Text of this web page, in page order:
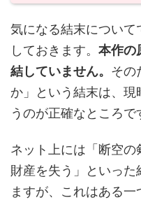
気になる結末について
しておきます。 本作の
結していません。 その
か」という結末は、
うのが正確なところで
ネット上には「断空
財産を失う」といった
ますが、これはある一